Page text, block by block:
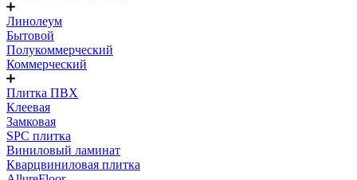
Линолеум
Бытовой
Полукоммерческий
Коммерческий
Плитка ПВХ
Клеевая
Замковая
SPC плитка
Виниловый ламинат
Кварцвиниловая плитка